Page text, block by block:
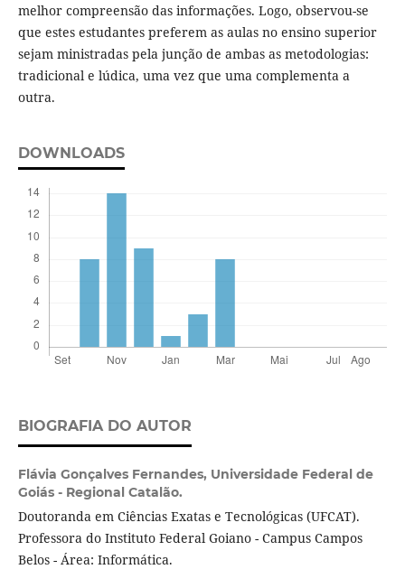
melhor compreensão das informações. Logo, observou-se
que estes estudantes preferem as aulas no ensino superior
sejam ministradas pela junção de ambas as metodologias:
tradicional e lúdica, uma vez que uma complementa a
outra.
DOWNLOADS
BIOGRAFIA DO AUTOR
Flávia Gonçalves Fernandes, Universidade Federal de
Goiás - Regional Catalão.
Doutoranda em Ciências Exatas e Tecnológicas (UFCAT).
Professora do Instituto Federal Goiano - Campus Campos
Belos - Área: Informática.